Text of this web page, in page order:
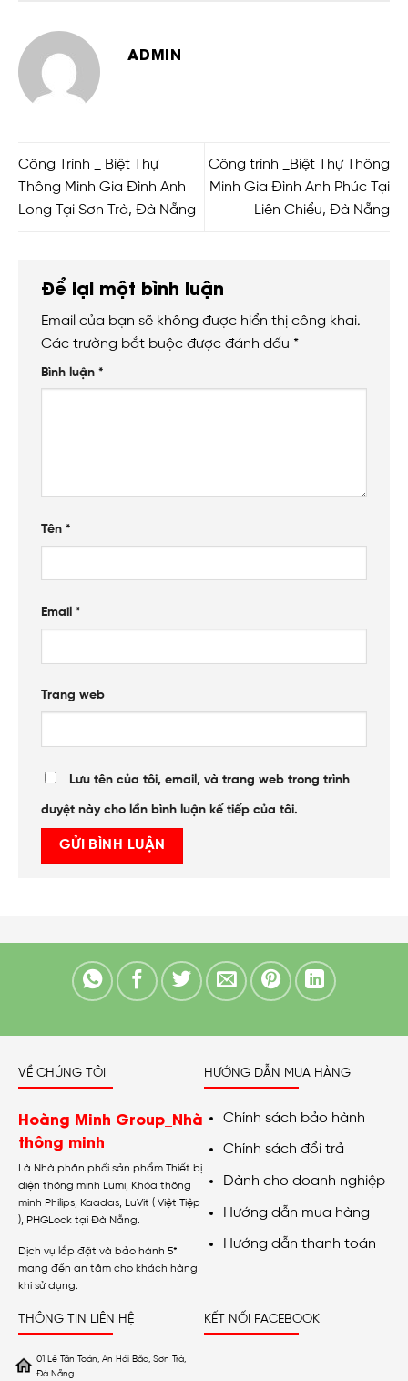
ADMIN
Công Trình _ Biệt Thự
Thông Minh Gia Đình Anh
Long Tại Sơn Trà, Đà Nẵng
Công trình _Biệt Thự Thông
Minh Gia Đình Anh Phúc Tại
Liên Chiểu, Đà Nẵng
Để lại một bình luận
Email của bạn sẽ không được hiển thị công khai.
Các trường bắt buộc được đánh dấu *
Bình luận *
Tên *
Email *
Trang web
Lưu tên của tôi, email, và trang web trong trình
duyệt này cho lần bình luận kế tiếp của tôi.
VỀ CHÚNG TÔI
Hoàng Minh Group_Nhà
thông minh
Là Nhà phân phối sản phẩm Thiết bị
điện thông minh Lumi, Khóa thông
minh Philips, Kaadas, LuVit ( Việt Tiệp
), PHGLock tại Đà Nẵng.
Dịch vụ lắp đặt và bảo hành 5*
mang đến an tâm cho khách hàng
khi sử dụng.
HƯỚNG DẪN MUA HÀNG
Chính sách bảo hành
Chính sách đổi trả
Dành cho doanh nghiệp
Hướng dẫn mua hàng
Hướng dẫn thanh toán
THÔNG TIN LIÊN HỆ
01 Lê Tấn Toán, An Hải Bắc, Sơn Trà,
Đà Nẵng
KẾT NỐI FACEBOOK